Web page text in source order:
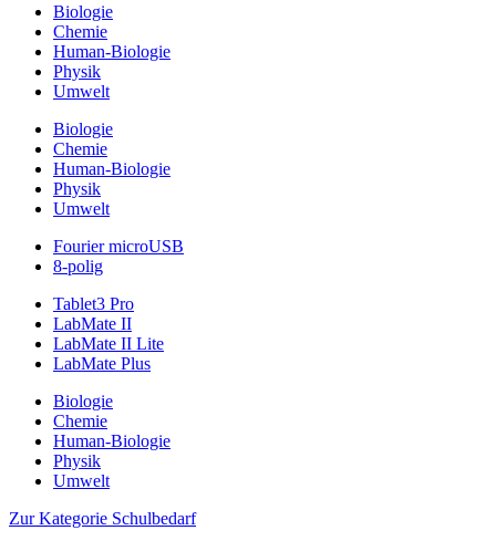
Biologie
Chemie
Human-Biologie
Physik
Umwelt
Biologie
Chemie
Human-Biologie
Physik
Umwelt
Fourier microUSB
8-polig
Tablet3 Pro
LabMate II
LabMate II Lite
LabMate Plus
Biologie
Chemie
Human-Biologie
Physik
Umwelt
Zur Kategorie Schulbedarf